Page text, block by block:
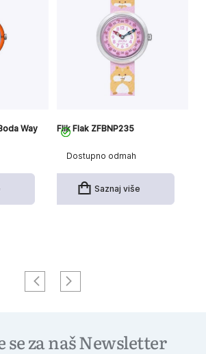
Way
Dostupno odmah
Flik Flak ZFBNP235
Saznaj više
se za naš Newsletter